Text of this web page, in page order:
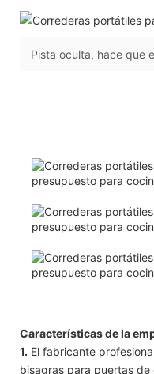
Pista oculta, hace que
Características de la
1. El fabricante
bisagras para puertas de